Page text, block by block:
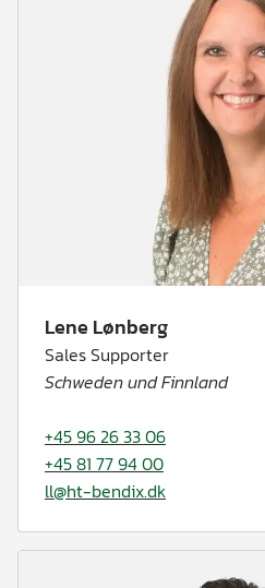
Lene Lønberg
Sales Supporter
Schweden und Finnland
+45 96 26 33 06
+45 81 77 94 00
ll@ht-bendix.dk